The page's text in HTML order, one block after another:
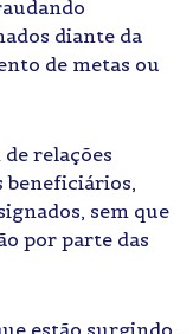
diante da
de metas ou
relações
beneficiários,
sem que
por parte das
estão surgindo,